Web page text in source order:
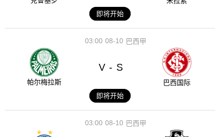
即将开始
08-10
03:00 巴西甲
帕尔梅拉斯
V - S
巴西国际
即将开始
08-10
03:00 巴西甲